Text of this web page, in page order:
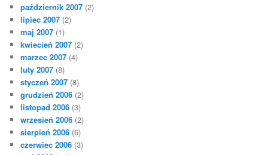
październik 2007 (2)
lipiec 2007 (2)
maj 2007 (1)
kwiecień 2007 (2)
marzec 2007 (4)
luty 2007 (8)
styczeń 2007 (8)
grudzień 2006 (2)
listopad 2006 (3)
wrzesień 2006 (2)
sierpień 2006 (6)
czerwiec 2006 (3)